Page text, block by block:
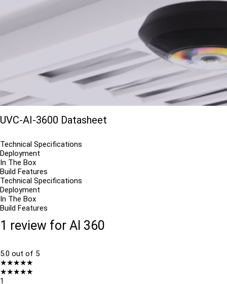
UVC-AI-3600 Datasheet
Technical Specifications
Deployment
In The Box
Build Features
Technical Specifications
Deployment
In The Box
Build Features
1 review for AI 360
5.0 out of 5
★★★★★
★★★★★
1